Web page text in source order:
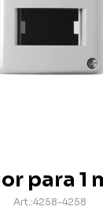
para 1
4258-4258